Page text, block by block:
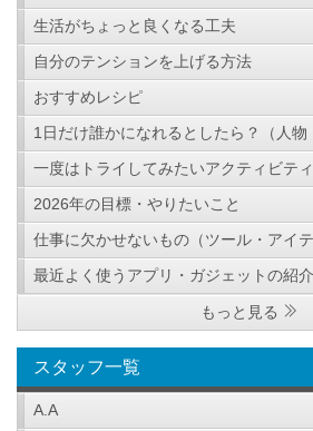
生活がちょっと良くなる工夫
自分のテンションを上げる方法
おすすめレシピ
1日だけ誰かになれるとしたら？（人物
一度はトライしてみたいアクティビティ
2026年の目標・やりたいこと
仕事に欠かせないもの（ツール・アイテ
最近よく使うアプリ・ガジェットの紹介
もっと見る
スタッフ一覧
A.A